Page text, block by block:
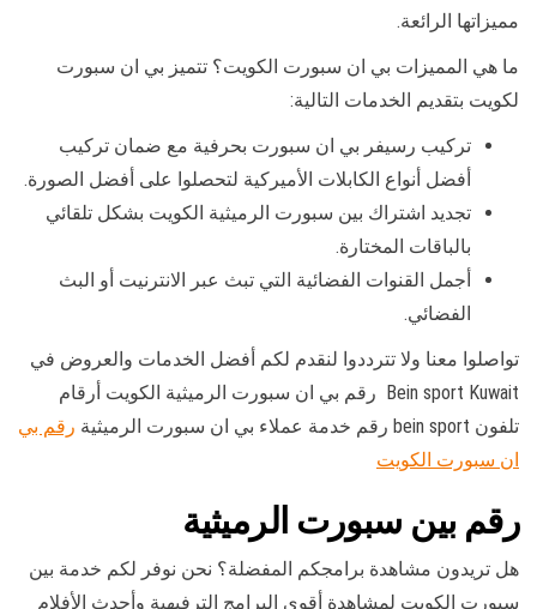
مميزاتها الرائعة.
ما هي المميزات بي ان سبورت الكويت؟ تتميز بي ان سبورت
لكويت بتقديم الخدمات التالية:
تركيب رسيفر بي ان سبورت بحرفية مع ضمان تركيب
أفضل أنواع الكابلات الأميركية لتحصلوا على أفضل الصورة.
تجديد اشتراك بين سبورت الرميثية الكويت بشكل تلقائي
بالباقات المختارة.
أجمل القنوات الفضائية التي تبث عبر الانترنيت أو البث
الفضائي.
تواصلوا معنا ولا تترددوا لنقدم لكم أفضل الخدمات والعروض في
Bein sport Kuwait رقم بي ان سبورت الرميثية الكويت أرقام
تلفون bein sport رقم خدمة عملاء بي ان سبورت الرميثية
رقم بي
ان سبورت الكويت
رقم بين سبورت الرميثية
هل تريدون مشاهدة برامجكم المفضلة؟ نحن نوفر لكم خدمة بين
سبورت الكويت لمشاهدة أقوى البرامج الترفيهية وأحدث الأفلام